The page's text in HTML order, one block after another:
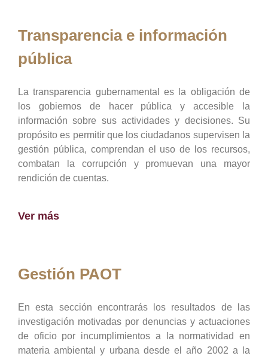
Transparencia e información
pública
La transparencia gubernamental es la obligación de
los gobiernos de hacer pública y accesible la
información sobre sus actividades y decisiones. Su
propósito es permitir que los ciudadanos supervisen la
gestión pública, comprendan el uso de los recursos,
combatan la corrupción y promuevan una mayor
rendición de cuentas.
Ver más
Gestión PAOT
En esta sección encontrarás los resultados de las
investigación motivadas por denuncias y actuaciones
de oficio por incumplimientos a la normatividad en
materia ambiental y urbana desde el año 2002 a la